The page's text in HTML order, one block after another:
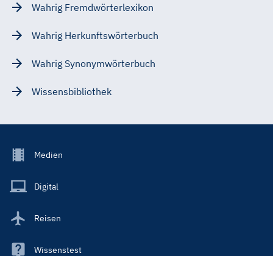
Wahrig Fremdwörterlexikon
Wahrig Herkunftswörterbuch
Wahrig Synonymwörterbuch
Wissensbibliothek
Footer
Main
Medien
Digital
Reisen
Wissenstest